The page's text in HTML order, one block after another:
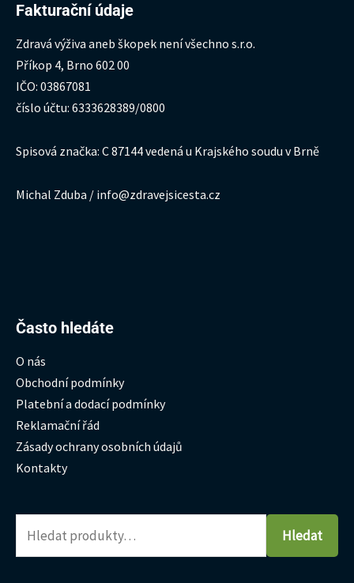
Fakturační údaje
Zdravá výživa aneb škopek není všechno s.r.o.
Příkop 4, Brno 602 00
IČO: 03867081
číslo účtu: 6333628389/0800
Spisová značka: C 87144 vedená u Krajského soudu v Brně
Michal Zduba / info@zdravejsicesta.cz
Často hledáte
O nás
Obchodní podmínky
Platební a dodací podmínky
Reklamační řád
Zásady ochrany osobních údajů
Kontakty
Hledat:
Hledat